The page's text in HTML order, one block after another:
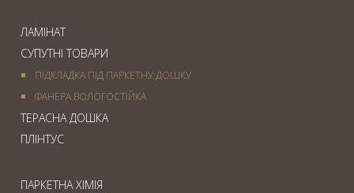
ЛАМІНАТ
СУПУТНІ ТОВАРИ
ПІДКЛАДКА ПІД ПАРКЕТНУ ДОШКУ
ФАНЕРА ВОЛОГОСТІЙКА
ТЕРАСНА ДОШКА
ПЛІНТУС
ПАРКЕТНА ХІМІЯ